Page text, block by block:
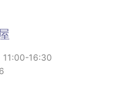
11:00-16:30